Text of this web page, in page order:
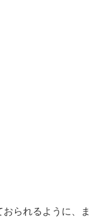
おられるように、